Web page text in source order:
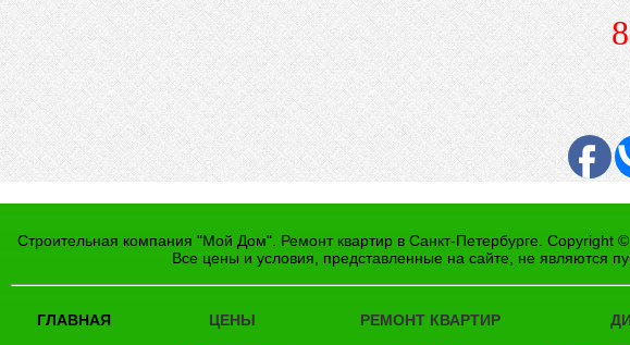
Строительная компания "Мой Дом". Ремонт квартир в Санкт-Петербурге.
Все цены и условия, представленные на сайте, не являются
ГЛАВНАЯ
ЦЕНЫ
РЕМОНТ КВАРТИР